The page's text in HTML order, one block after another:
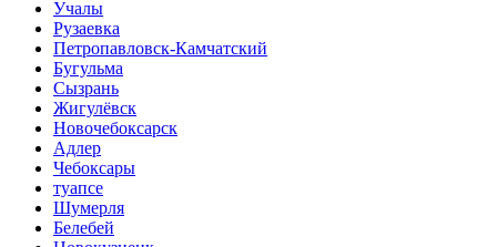
Учалы
Рузаевка
Петропавловск-Камчатский
Бугульма
Сызрань
Жигулёвск
Новочебоксарск
Адлер
Чебоксары
туапсе
Шумерля
Белебей